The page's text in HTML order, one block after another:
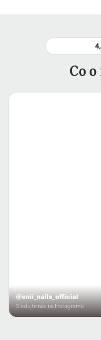
Co o
@enii_nails_official
Sledujte nás na Instagramu